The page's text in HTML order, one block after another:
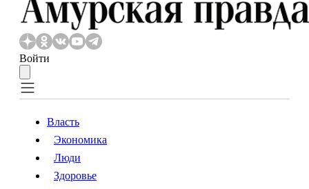
Войти
Власть
Власть
Экономика
Люди
Здоровье